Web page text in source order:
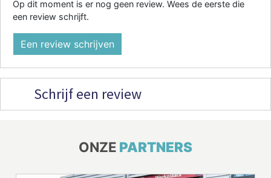
Op dit moment is er nog geen review. Wees de eerste die
een review schrijft.
Een review schrijven
Schrijf een review
ONZE PARTNERS